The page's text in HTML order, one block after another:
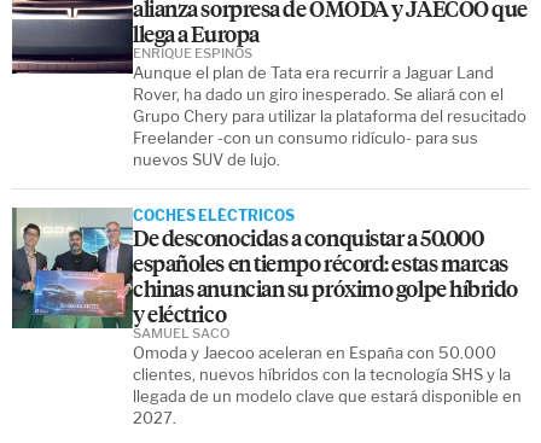
alianza sorpresa de OMODA y JAECOO que
llega a Europa
Aunque el plan de Tata era recurrir a Jaguar Land
Rover, ha dado un giro inesperado. Se aliará con el
Grupo Chery para utilizar la plataforma del resucitado
Freelander -con un consumo ridículo- para sus
nuevos SUV de lujo.
ENRIQUE ESPINÓS
COCHES ELÉCTRICOS
De desconocidas a conquistar a 50.000
españoles en tiempo récord: estas marcas
chinas anuncian su próximo golpe híbrido
y eléctrico
Omoda y Jaecoo aceleran en España con 50.000
clientes, nuevos híbridos con la tecnología SHS y la
llegada de un modelo clave que estará disponible en
2027.
SAMUEL SACO